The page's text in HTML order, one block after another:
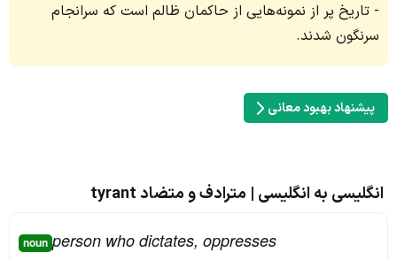
تاریخ پر از نمونه‌هایی از حاکمان ظالم است که سرانجام
سرنگون شدند.
پیشنهاد بهبود معانی
انگلیسی به انگلیسی | مترادف و متضاد tyrant
noun person who dictates, oppresses